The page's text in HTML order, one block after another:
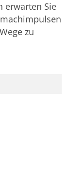
erwarten Sie
zu